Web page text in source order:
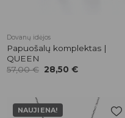
Dovanų idėjos
Papuošalų komplektas |
QUEEN
57,00€ Original
price
28,50€Current
NAUJIENA!